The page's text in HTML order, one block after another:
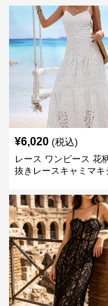
¥6,020 (税込)
レース ワンピース 花
抜きレースキャミマキ